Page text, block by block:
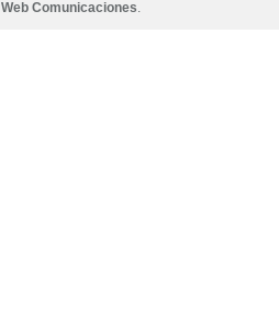
Web Comunicaciones.